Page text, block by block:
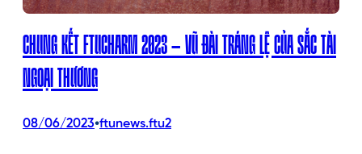
CHUNG KẾT FTUCHARM 2023 – VŨ ĐÀI TRÁNG LỆ CỦA SẮC TÀI
NGOẠI THƯƠNG
08/06/2023•ftunews.ftu2